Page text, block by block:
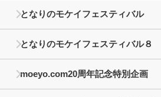
となりのモケイフェスティバル
となりのモケイフェスティバル８
moeyo.com20周年記念特別企画